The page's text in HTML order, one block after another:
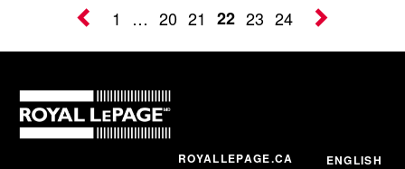
1 … 20 21 22 23 24
ROYALLEPAGE.CA ENGLISH